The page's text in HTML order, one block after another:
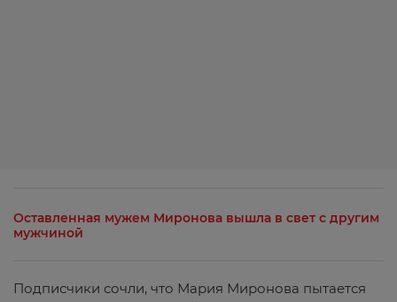
Оставленная мужем Миронова вышла в свет с другим
мужчиной
Подписчики сочли, что Мария Миронова пытается